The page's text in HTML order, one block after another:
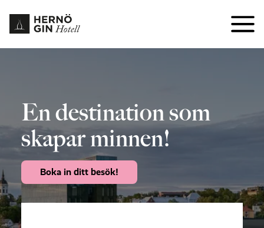
En destination som
skapar minnen!
Boka in ditt besök!